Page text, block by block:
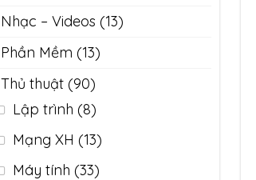
Nhạc – Videos (13)
Phần Mềm (13)
Thủ thuật (90)
Lập trình (8)
Mạng XH (13)
Máy tính (33)